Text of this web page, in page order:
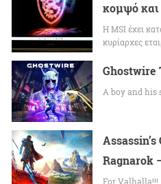
κομψό
Η MSI έχει
κυρίαρχες
Ghostwire
A boy and his
Ragnarok
For Valhalla!!!